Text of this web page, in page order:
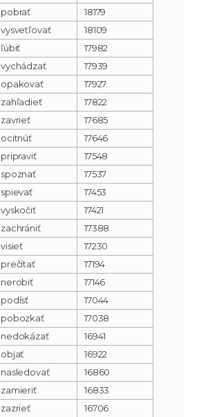
pobrať
18179
vysvetľovať
18109
ľúbiť
17982
vychádzať
17939
opakovať
17927
zahľadieť
17822
zavrieť
17685
ocitnúť
17646
pripraviť
17548
spoznať
17537
spievať
17453
vyskočiť
17421
zachrániť
17388
visieť
17230
prečítať
17194
nerobiť
17146
podísť
17044
pobozkať
17038
nedokázať
16941
objať
16922
nasledovať
16860
zamieriť
16833
zazrieť
16706